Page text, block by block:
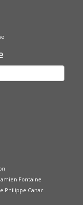
Fontaine
Philippe Canac